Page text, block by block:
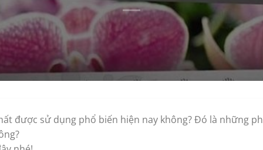
được sử dụng phổ biến hiện nay không? Đó là những